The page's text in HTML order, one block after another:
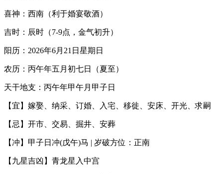
喜神：西南（利于婚宴敬酒）
吉时：辰时（7-9点，金气初升）
阳历：2026年6月21日星期日
农历：丙午年五月初七日（夏至）
天干地支：丙午年甲午月甲子日
【宜】嫁娶、纳采、订婚、入宅、移徙、安床、开光、求嗣
【忌】开市、交易、掘井、安葬
【冲】甲子日冲(戊午)马 | 岁破方位：正南
【九星吉凶】青龙星入中宫